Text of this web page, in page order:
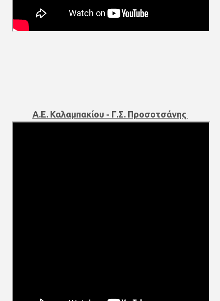
Α.Ε. Καλαμπακίου - Γ.Σ. Προσοτσάνης